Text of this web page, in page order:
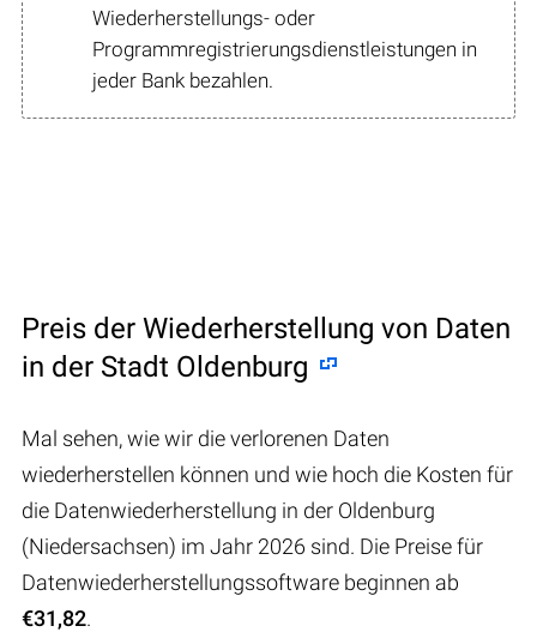
Wiederherstellungs- oder
Programmregistrierungsdienstleistungen in
jeder Bank bezahlen.
Preis der Wiederherstellung von Daten
in der Stadt Oldenburg
Mal sehen, wie wir die verlorenen Daten
wiederherstellen können und wie hoch die Kosten für
die Datenwiederherstellung in der Oldenburg
(Niedersachsen) im Jahr 2026 sind. Die Preise für
Datenwiederherstellungssoftware beginnen ab
€31,82.